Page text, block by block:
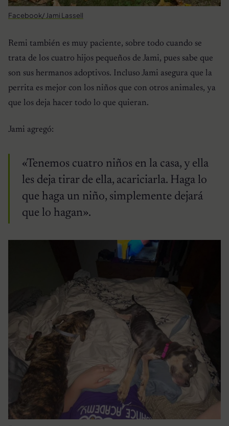
Facebook/ Jami Lassell
Remi también es muy paciente, sobre todo cuando se
trata de los cuatro hijos pequeños de Jami, pues sabe que
son sus hermanos adoptivos. Incluso Jami asegura que la
perrita es mejor con los niños que con otros animales, ya
que los deja hacer todo lo que quieran.
Jami agregó:
«Tenemos cuatro niños en la casa, y ella
les deja tirar de ella, acariciarla. Haga lo
que haga un niño, simplemente dejará
que lo hagan».